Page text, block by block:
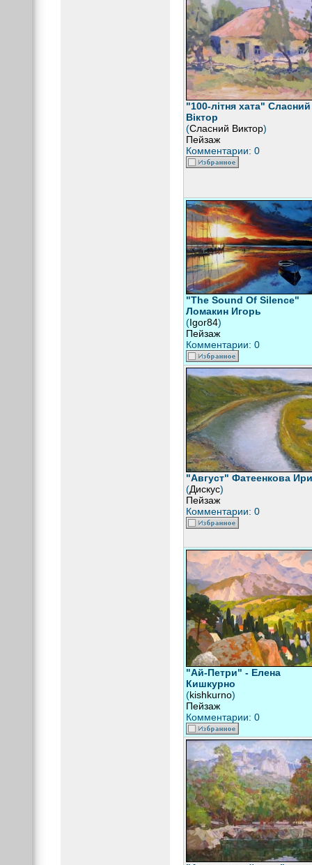
"100-літня хата" Сласний
Віктор
(Сласний Виктор)
Пейзаж
Комментарии: 0
"The Sound Of Silence"
Ломакин Игорь
(Igor84)
Пейзаж
Комментарии: 0
"Август" Фатеенкова
(Дискус)
Пейзаж
Комментарии: 0
"Ай-Петри" - Елена
Кишкурно
(kishkurno)
Пейзаж
Комментарии: 0